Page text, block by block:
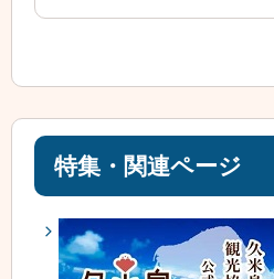
特集・関連ページ